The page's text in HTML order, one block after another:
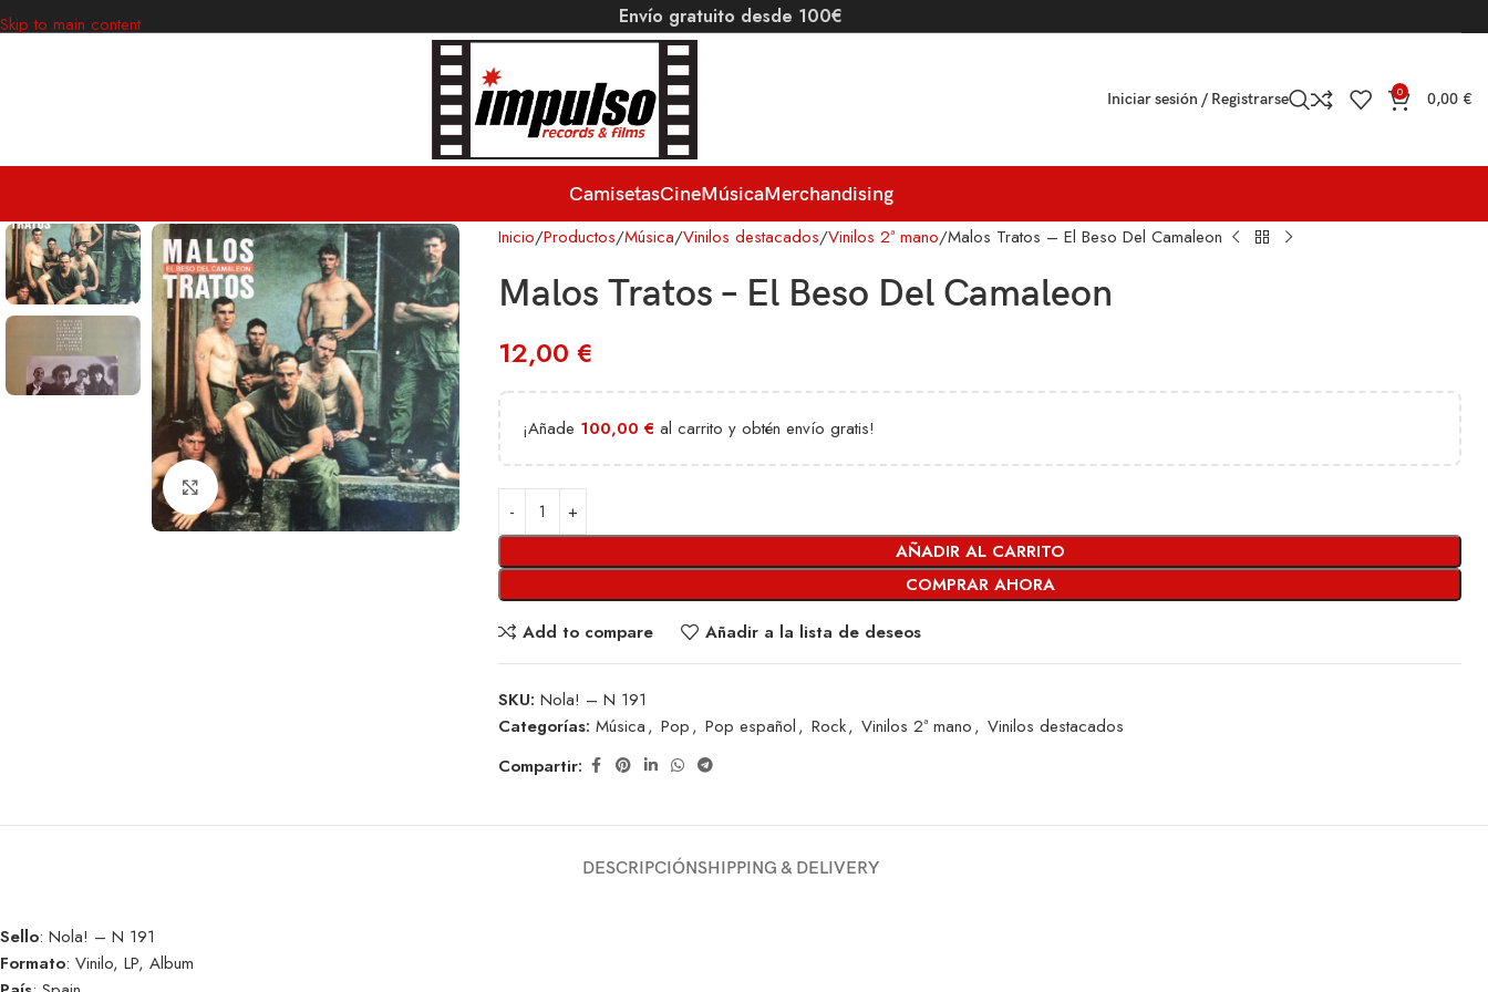
Skip to main content Envío gratuito desde 100€
Iniciar sesión / Registrarse 0 0,00 €
CamisetasCineMúsicaMerchandising
Clic para ampliar
Inicio Productos Música Vinilos destacados Vinilos 2ª mano Malos Tratos – El Beso Del Camaleon
Malos Tratos – El Beso Del Camaleon
12,00 €
¡Añade 100,00 € al carrito y obtén envío gratis!
AÑADIR AL CARRITO
COMPRAR AHORA
Add to compare
Añadir a la lista de deseos
SKU: Nola! – N 191
Categorías: Música, Pop, Pop español, Rock, Vinilos 2ª mano, Vinilos destacados
Compartir:
DESCRIPCIÓNSHIPPING & DELIVERY
Sello: Nola! – N 191
Formato: Vinilo, LP, Album